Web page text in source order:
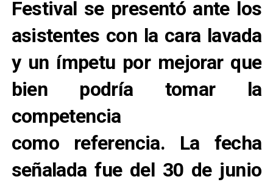
Festival se presentó ante los
asistentes con la cara lavada
y un ímpetu por mejorar que
bien podría tomar la
competencia
como referencia. La fecha
señalada fue del 30 de junio